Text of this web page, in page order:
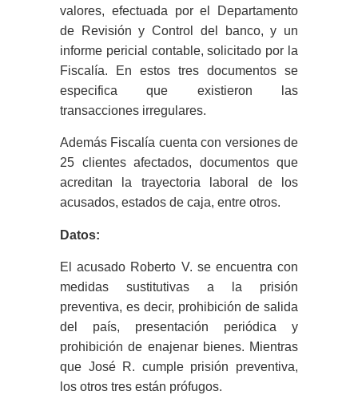
valores, efectuada por el Departamento
de Revisión y Control del banco, y un
informe pericial contable, solicitado por la
Fiscalía. En estos tres documentos se
especifica que existieron las
transacciones irregulares.
Además Fiscalía cuenta con versiones de
25 clientes afectados, documentos que
acreditan la trayectoria laboral de los
acusados, estados de caja, entre otros.
Datos:
El acusado Roberto V. se encuentra con
medidas sustitutivas a la prisión
preventiva, es decir, prohibición de salida
del país, presentación periódica y
prohibición de enajenar bienes. Mientras
que José R. cumple prisión preventiva,
los otros tres están prófugos.